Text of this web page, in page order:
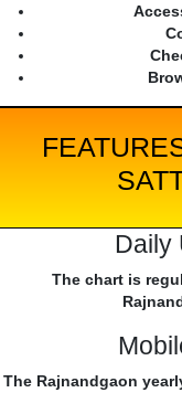
Daily
The chart is
The Rajnandgaon